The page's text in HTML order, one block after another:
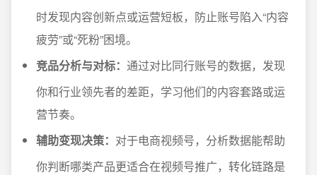
时发现内容创新点或运营短板，防止账号陷入“内容
疲劳”或“死粉”困境。
竞品分析与对标： 通过对比同行账号的数据，发现
你和行业领先者的差距，学习他们的内容套路或运
营节奏。
辅助变现决策： 对于电商视频号，分析数据能帮助
你判断哪类产品更适合在视频号推广，转化链路是